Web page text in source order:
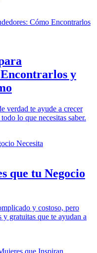
y
verdad te ayude a crecer
lo que necesitas saber.
que tu Negocio
y costoso, pero
y gratuitas que te ayudan a